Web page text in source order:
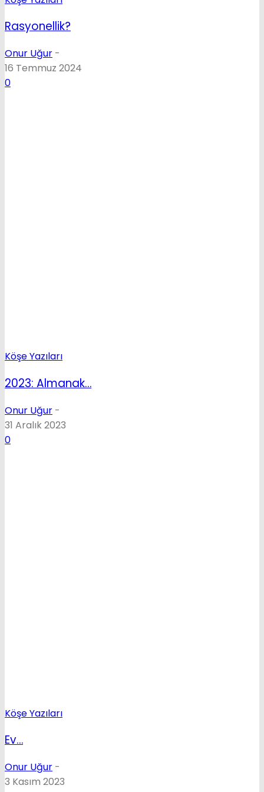
Rasyonellik?
Onur Uğur -
16 Temmuz 2024
0
Köşe Yazıları
2023: Almanak…
Onur Uğur -
31 Aralık 2023
0
Köşe Yazıları
Ev…
Onur Uğur -
3 Kasım 2023